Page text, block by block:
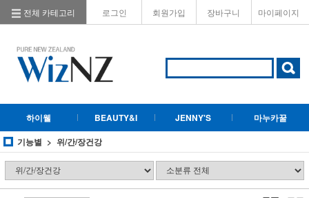
전체 카테고리 로그인 회원가입 장바구니 마이페이지
하이웰 BEAUTY&I JENNY'S
마누카꿀
기능별
위/간/장건강